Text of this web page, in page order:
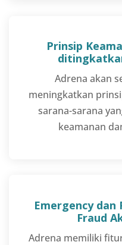
Prinsip
Adrena akan
meningkatkan
sarana-sarana
keamanan
Emergency dan
Fraud
Adrena memiliki